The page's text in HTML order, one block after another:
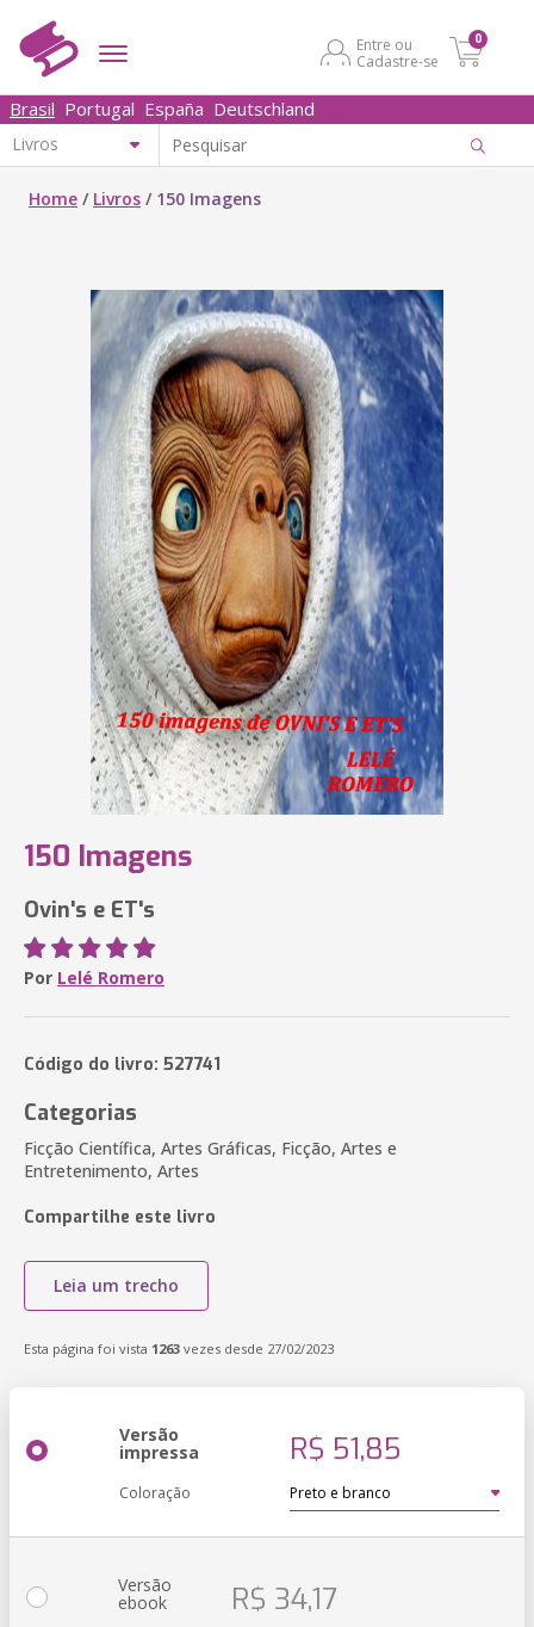
Entre ou
Cadastre-se
0
Brasil Portugal España Deutschland
Home / Livros / 150 Imagens
150 Imagens
Ovin's e ET's
Por Lelé Romero
Código do livro: 527741
Categorias
Ficção Científica, Artes Gráficas, Ficção, Artes e
Entretenimento, Artes
Compartilhe este livro
Leia um trecho
Esta página foi vista 1263 vezes desde 27/02/2023
Versão
impressa R$ 51,85
Coloração
Versão
ebook R$ 34,17